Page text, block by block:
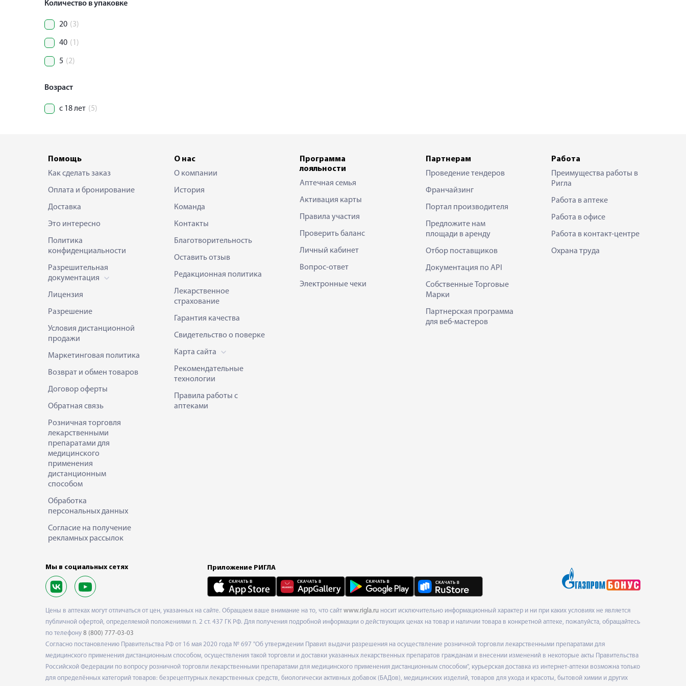
Количество в упаковке
20 (3)
40 (1)
5 (2)
Возраст
с 18 лет (5)
Помощь
Как сделать заказ
Оплата и бронирование
Доставка
Это интересно
Политика
конфиденциальности
Разрешительная
документация
Лицензия
Разрешение
Условия дистанционной
продажи
Маркетинговая политика
Возврат и обмен товаров
Договор оферты
Обратная связь
Розничная торговля
лекарственными
препаратами для
медицинского
применения
дистанционным
способом
Обработка
персональных данных
Согласие на получение
рекламных рассылок
О нас
О компании
История
Команда
Контакты
Благотворительность
Оставить отзыв
Редакционная политика
Лекарственное
страхование
Гарантия качества
Свидетельство о поверке
Карта сайта
Рекомендательные
технологии
Правила работы с
аптеками
Программа
лояльности
Аптечная семья
Активация карты
Правила участия
Проверить баланс
Личный кабинет
Вопрос-ответ
Электронные чеки
Партнерам
Проведение тендеров
Франчайзинг
Портал производителя
Предложите нам
площади в аренду
Отбор поставщиков
Документация по API
Собственные Торговые
Марки
Партнерская программа
для веб-мастеров
Работа
Преимущества работы в
Ригла
Работа в аптеке
Работа в офисе
Работа в контакт-центре
Охрана труда
Мы в социальных сетях Приложение РИГЛА
Цены в аптеках могут отличаться от цен, указанных на сайте. Обращаем ваше внимание на то, что сайт www.rigla.ru носит исключительно информационный характер и ни при каких условиях не является
публичной офертой, определяемой положениями п. 2 ст. 437 ГК РФ. Для получения подробной информации о действующих ценах на товар и наличии товара в конкретной аптеке, пожалуйста, обращайтесь
по телефону 8 (800) 777-03-03
Согласно постановлению Правительства РФ от 16 мая 2020 года № 697 "Об утверждении Правил выдачи разрешения на осуществление розничной торговли лекарственными препаратами для
медицинского применения дистанционным способом, осуществления такой торговли и доставки указанных лекарственных препаратов гражданам и внесении изменений в некоторые акты Правительства
Российской Федерации по вопросу розничной торговли лекарственными препаратами для медицинского применения дистанционным способом", курьерская доставка из интернет-аптеки возможна только
для определённых категорий товаров: безрецептурных лекарственных средств, биологически активных добавок (БАДов), медицинских изделий, товаров для ухода и красоты, бытовой химии и других